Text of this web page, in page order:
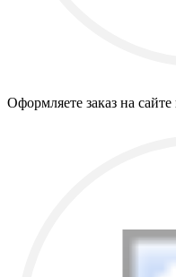
Оформляете заказ на